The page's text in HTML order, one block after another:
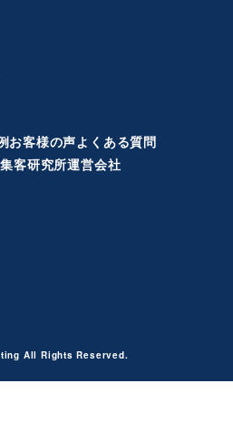
お客様の声よくある質問
客研究所運営会社
All Rights Reserved.︎